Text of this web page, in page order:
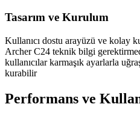
Tasarım ve Kurulum
Kullanıcı dostu arayüzü ve kolay
Archer C24 teknik bilgi
kullanıcılar karmaşık ayarlarla
kurabilir
Performans ve